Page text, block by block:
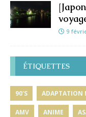
9
ÉTIQUETTES
90'S ADAPTATION
AMV ANIME